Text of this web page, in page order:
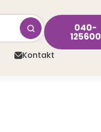
040-
125600
Kontakt